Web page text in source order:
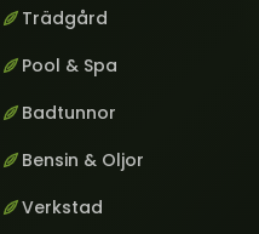
Trädgård
Pool & Spa
Badtunnor
Bensin & Oljor
Verkstad